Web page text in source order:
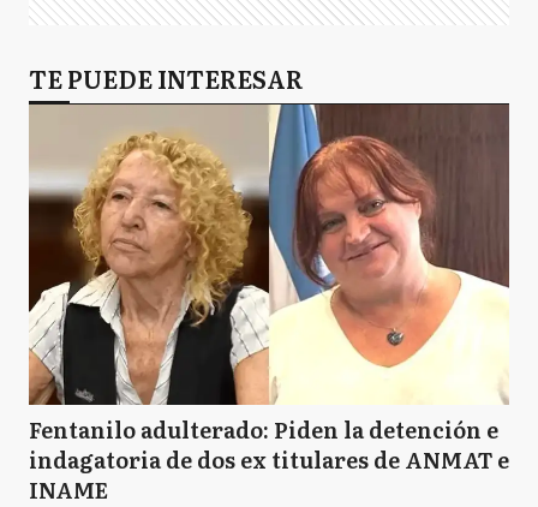
TE PUEDE INTERESAR
Fentanilo adulterado: Piden la detención e
indagatoria de dos ex titulares de ANMAT e
INAME